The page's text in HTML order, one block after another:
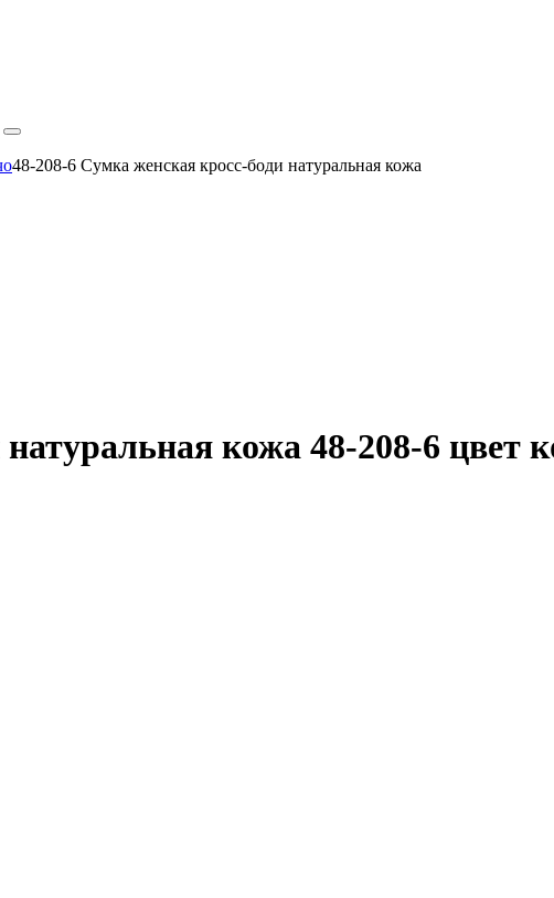
48-208-6 Сумка женская кросс-боди натуральная кожа
кожа 48-208-6 цвет